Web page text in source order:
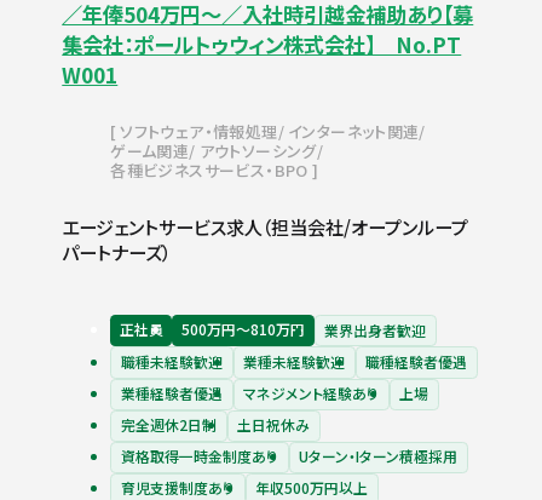
／年俸504万円～／入社時引越金補助あり【募
集会社：ポールトゥウィン株式会社】 No.PT
W001
ソフトウェア・情報処理 インターネット関連
ゲーム関連 アウトソーシング
各種ビジネスサービス・BPO
エージェントサービス求人（担当会社/オープンループ
パートナーズ）
正社員 500万円〜810万円
業界出身者歓迎
職種未経験歓迎
業種未経験歓迎
職種経験者優遇
業種経験者優遇
マネジメント経験あり
上場
完全週休2日制
土日祝休み
資格取得一時金制度あり
Uターン・Iターン積極採用
育児支援制度あり
年収500万円以上